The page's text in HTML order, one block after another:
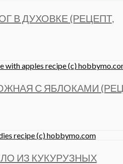
В ДУХОВКЕ (РЕЦЕПТ,
С ЯБЛОКАМИ
ИЗ КУКУРУЗНЫХ